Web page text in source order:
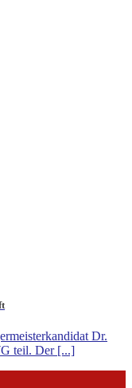
Dr.
teil. Der [...]